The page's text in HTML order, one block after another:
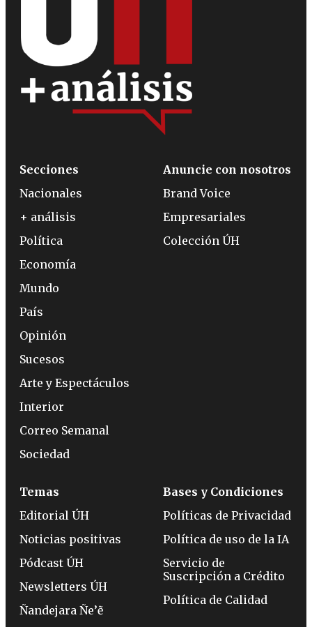
Secciones
Nacionales
+ análisis
Política
Economía
Mundo
País
Opinión
Sucesos
Arte y Espectáculos
Interior
Correo Semanal
Sociedad
Anuncie con nosotros
Brand Voice
Empresariales
Colección ÚH
Temas
Editorial ÚH
Noticias positivas
Pódcast ÚH
Newsletters ÚH
Ñandejara Ñe’ẽ
Bases y Condiciones
Políticas de Privacidad
Política de uso de la IA
Servicio de
Suscripción a Crédito
Política de Calidad